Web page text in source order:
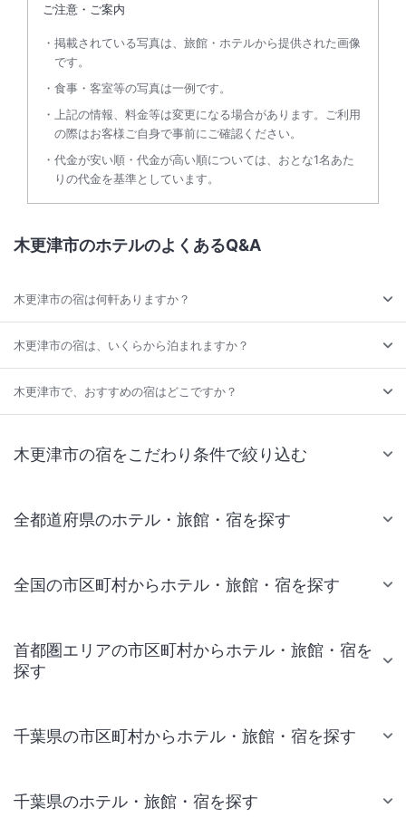
ご注意・ご案内
掲載されている写真は、旅館・ホテルから提供された画像
です。
食事・客室等の写真は一例です。
上記の情報、料金等は変更になる場合があります。ご利用
の際はお客様ご自身で事前にご確認ください。
代金が安い順・代金が高い順については、おとな1名あた
りの代金を基準としています。
木更津市のホテルのよくあるQ&A
木更津市の宿は何軒ありますか？
木更津市の宿は、いくらから泊まれますか？
木更津市で、おすすめの宿はどこですか？
木更津市の宿をこだわり条件で絞り込む
全都道府県のホテル・旅館・宿を探す
全国の市区町村からホテル・旅館・宿を探す
首都圏エリアの市区町村からホテル・旅館・宿を
探す
千葉県の市区町村からホテル・旅館・宿を探す
千葉県のホテル・旅館・宿を探す